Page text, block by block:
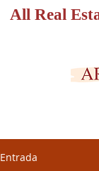
All Real
Entrada